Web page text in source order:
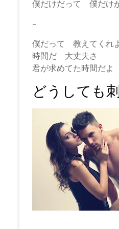
僕だけだって 僕だけ
–
僕だって 教えてくれ
時間だ 大丈夫さ
君が求めてた時間だよ
どうしても